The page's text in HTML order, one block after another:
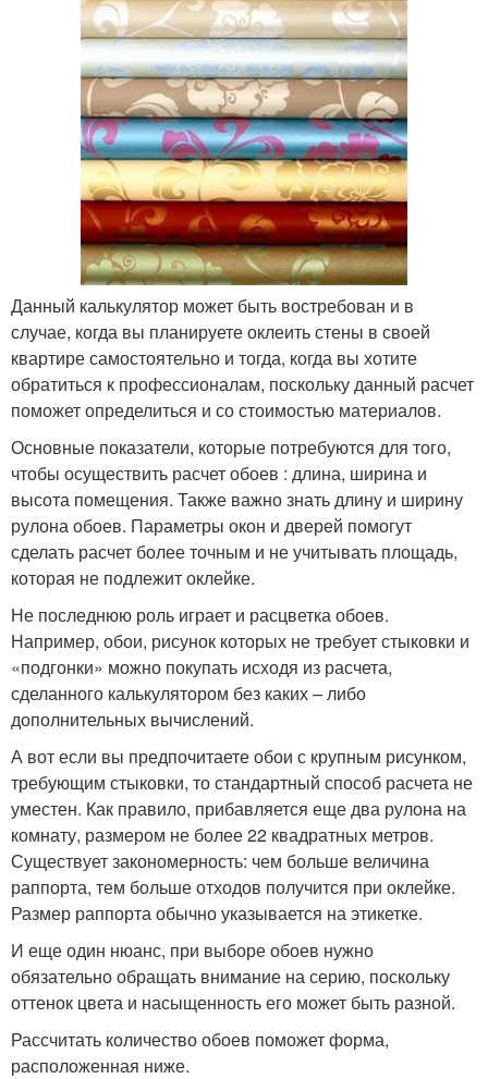
Данный калькулятор может быть востребован и в
случае, когда вы планируете оклеить стены в своей
квартире самостоятельно и тогда, когда вы хотите
обратиться к профессионалам, поскольку данный расчет
поможет определиться и со стоимостью материалов.
Основные показатели, которые потребуются для того,
чтобы осуществить расчет обоев : длина, ширина и
высота помещения. Также важно знать длину и ширину
рулона обоев. Параметры окон и дверей помогут
сделать расчет более точным и не учитывать площадь,
которая не подлежит оклейке.
Не последнюю роль играет и расцветка обоев.
Например, обои, рисунок которых не требует стыковки и
«подгонки» можно покупать исходя из расчета,
сделанного калькулятором без каких – либо
дополнительных вычислений.
А вот если вы предпочитаете обои с крупным рисунком,
требующим стыковки, то стандартный способ расчета не
уместен. Как правило, прибавляется еще два рулона на
комнату, размером не более 22 квадратных метров.
Существует закономерность: чем больше величина
раппорта, тем больше отходов получится при оклейке.
Размер раппорта обычно указывается на этикетке.
И еще один нюанс, при выборе обоев нужно
обязательно обращать внимание на серию, поскольку
оттенок цвета и насыщенность его может быть разной.
Рассчитать количество обоев поможет форма,
расположенная ниже.